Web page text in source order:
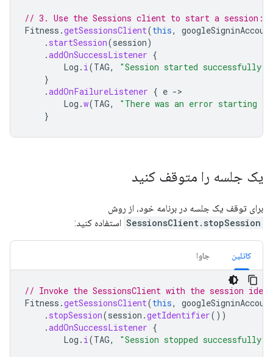
// 3. Use the Sessions client to start a session:
Fitness .getSessionsClient(this,
. startSession(session)
.addOnSuccessListener {
Log . i(TAG, "Session started successfully!"
}
.addOnFailureListener { e ->
Log .w(TAG,
"There was an error starting
}
یک جلسه را متوقف کنید
برای توقف یک جلسه در برنامه خود، از روش
SessionsClient.stopSession استفاده کنید:
کاتلین جاوا
// Invoke the SessionsClient with the session
Fitness .getSessionsClient(this,
. stopSession(session .getIdentifier())
.addOnSuccessListener {
Log . i(TAG, "Session stopped successfully!"